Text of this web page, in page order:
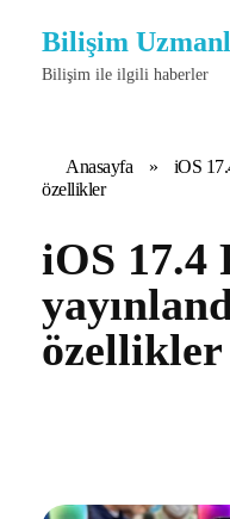
Bilişim
Bilişim ile ilgili haberler
Anasayfa »
iOS
özellikler
iOS 17.4
özellikler